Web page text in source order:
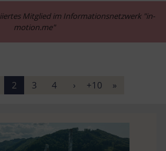
Mitglied im Informationsnetzwerk "in-
motion.me"
2 3 4 › +10 »